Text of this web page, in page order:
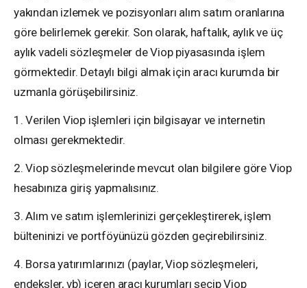
yakından izlemek ve pozisyonları alım satım oranlarına
göre belirlemek gerekir. Son olarak, haftalık, aylık ve üç
aylık vadeli sözleşmeler de Viop piyasasında işlem
görmektedir. Detaylı bilgi almak için aracı kurumda bir
uzmanla görüşebilirsiniz.
1. Verilen Viop işlemleri için bilgisayar ve internetin
olması gerekmektedir.
2. Viop sözleşmelerinde mevcut olan bilgilere göre Viop
hesabınıza giriş yapmalısınız.
3. Alım ve satım işlemlerinizi gerçekleştirerek, işlem
bülteninizi ve portföyünüzü gözden geçirebilirsiniz.
4. Borsa yatırımlarınızı (paylar, Viop sözleşmeleri,
endeksler, vb) içeren aracı kurumları seçip Viop